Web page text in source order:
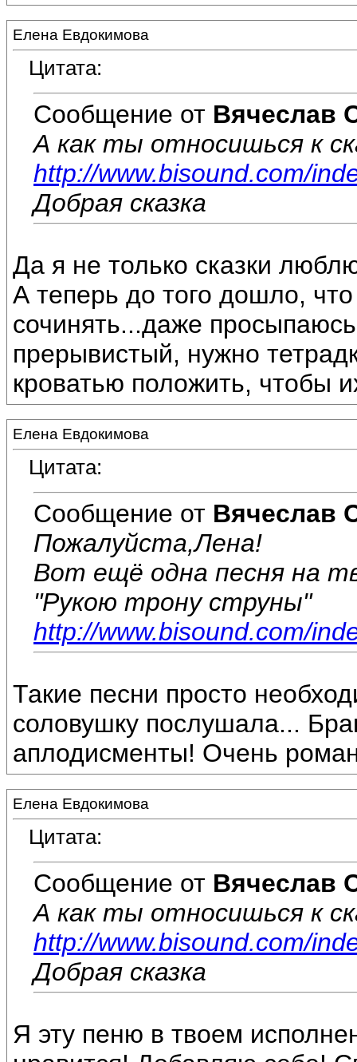
Елена Евдокимова
Цитата:
Сообщение от Вячеслав
А как ты относишься к
http://www.bisound.com/
Добрая сказка
Да я не только сказки
А теперь до того дошло,
сочинять...даже
прерывистый, нужно
кроватью положить, чтобы
Елена Евдокимова
Цитата:
Сообщение от Вячеслав
Пожалуйста,Лена!
Вот ещё одна песня на
"Рукою трону струны"
http://www.bisound.com/
Такие песни просто
соловушку послушала...
аплодисменты! Очень
Елена Евдокимова
Цитата:
Сообщение от Вячеслав
А как ты относишься к
http://www.bisound.com/
Добрая сказка
Я эту пеню в твоем